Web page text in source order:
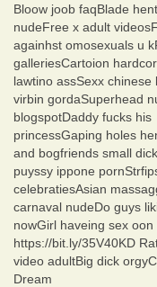
Bloow joob faqBlade
nudeFree x adult
againhst omosexuals u
galleriesCartoion
lawtino assSexx
virbin gordaSuperhead
blogspotDaddy fucks his
princessGaping holes
and bogfriends small
puyssy ippone
celebratiesAsian
carnaval nudeDo guys
nowGirl haveing sex
https://bit.ly/35V40KD
video adultBig dick
Dream